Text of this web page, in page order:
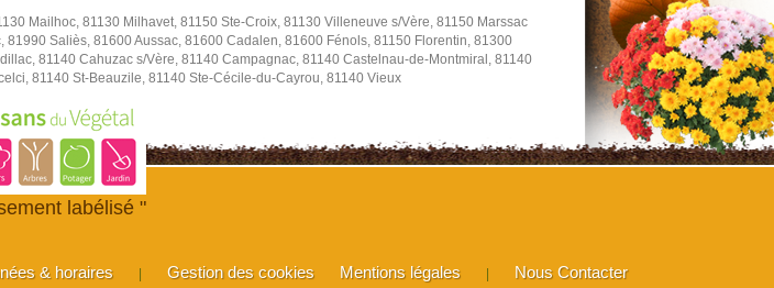
Mailhoc, 81130 Milhavet, 81150 Ste-Croix, 81130 Villeneuve s/Vère, 81150 Marssac
Saliès, 81600 Aussac, 81600 Cadalen, 81600 Fénols, 81150 Florentin, 81300
81140 Cahuzac s/Vère, 81140 Campagnac, 81140 Castelnau-de-Montmiral, 81140
81140 St-Beauzile, 81140 Ste-Cécile-du-Cayrou, 81140 Vieux
labélisé "
& horaires | Gestion des cookies Mentions légales | Nous Contacter